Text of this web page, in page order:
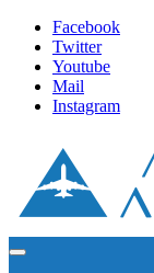
Facebook
Twitter
Youtube
Mail
Instagram